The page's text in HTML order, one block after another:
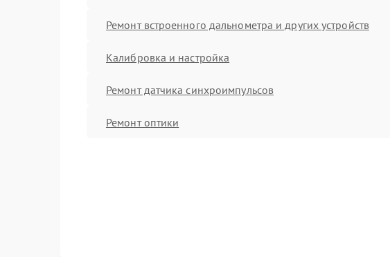
Ремонт встроенного дальнометра и других устройств
Калибровка и настройка
Ремонт датчика синхроимпульсов
Ремонт оптики